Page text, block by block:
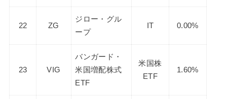
22 ZG
ジロー・グル
ープ
IT 0.00%
23 VIG
バンガード・
米国増配株式
ETF
米国株
ETF
1.60%